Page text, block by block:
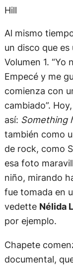
Hill
Al mismo
un disco que
Volumen 1. “Yo
Empecé y me
comienza con
cambiado”.
así: Something
también como
de rock, como
esa foto
niño, mirando
fue tomada en
vedette Nélida
por ejemplo.
Chapete
documental,